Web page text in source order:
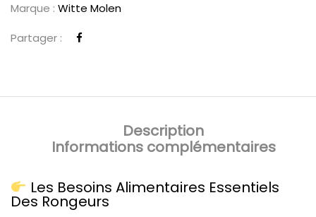
Marque : Witte Molen
Partager :
Description
Informations complémentaires
Les Besoins Alimentaires Essentiels
Des Rongeurs